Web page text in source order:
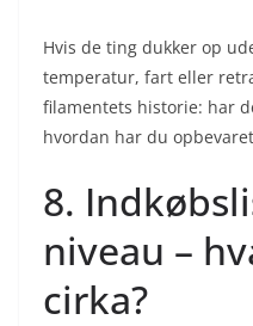
Hvis de ting dukker op
temperatur, fart eller
filamentets historie: har
hvordan har du
8.
niveau –
cirka?